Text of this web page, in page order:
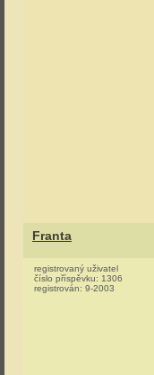
Franta
registrovaný uživatel
číslo příspěvku: 1306
registrován: 9-2003